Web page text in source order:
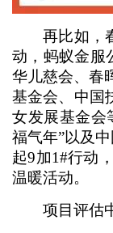
再比如，春
动，蚂蚁金服
华儿慈会、春
基金会、中国
女发展基金会
福气年”以及
起9加1#行动
温暖活动。
项目评估中